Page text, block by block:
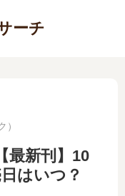
ーチ
最新刊】10
はいつ？